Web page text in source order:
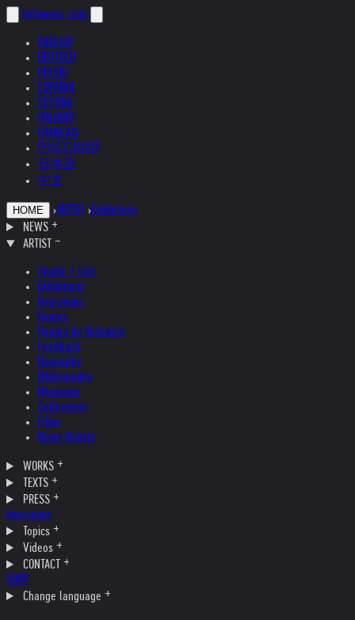
helnwein .com
ENGLISH
DEUTSCH
POLSKI
ESPAÑOL
ČEŠTINA
ITALIANO
FRANÇAIS
РУССКИЙ
日本語
中文
HOME ›ARTIST ›Exhibitions
NEWS
ARTIST
Studio + Live
Exhibitions
Interviews
Quotes
Quotes by Helnwein
Feedback
Biography
Bibliography
Museums
Collections
Films
News Update
WORKS
TEXTS
PRESS
Interviews
Topics
Videos
CONTACT
SHOP
Change language